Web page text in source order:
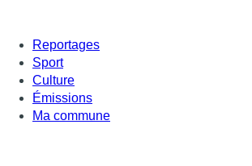
Reportages
Sport
Culture
Émissions
Ma commune